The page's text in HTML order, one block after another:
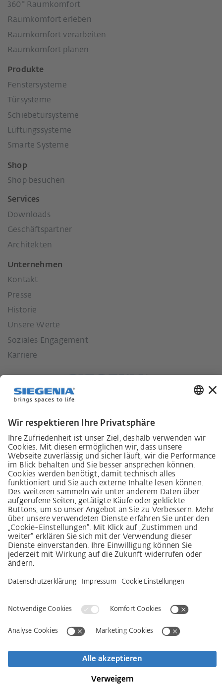
360° Raumkomfort
Raumkomfort erleben
Raumkomfort verarbeiten
Raumkomfort planen
Produkte
Fenstersysteme
Türsysteme
Schiebetürsysteme
Lüftungssysteme
Smarte Systeme
Shop
Shop besuchen
Services
Downloads
Geschäftspartner
Architekten
Unternehmen
Kontakt
Presse
Historie
Unsere Werte
Soziales Engagement
Karriere
Lieferkettensorgfaltspflichtengesetz
Lieferantenkodex
LkSG-Merkblatt für Lieferanten
Grundsatzerklärung Menschenrechtsstrategie
Beschwerdeverfahren
Impressum AGB
Datenschutz
Erklärung zur Barrierefreiheit
Services
Newsletter